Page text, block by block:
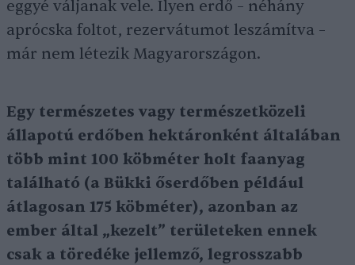
eggyé váljanak vele. Ilyen erdő – néhány
aprócska foltot, rezervátumot leszámítva –
már nem létezik Magyarországon.
Egy természetes vagy természetközeli
állapotú erdőben hektáronként általában
több mint 100 köbméter holt faanyag
található (a Bükki őserdőben például
átlagosan 175 köbméter), azonban az
ember által „kezelt” területeken ennek
csak a töredéke jellemző, legrosszabb